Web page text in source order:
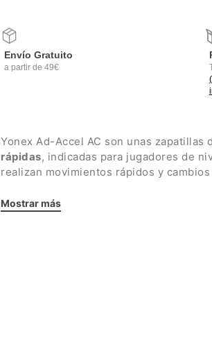
Envío Gratuito
a partir de 49€
Yonex Ad-Accel AC son unas zapatillas
rápidas, indicadas para jugadores de
realizan movimientos rápidos y
Detalles:
Mostrar más